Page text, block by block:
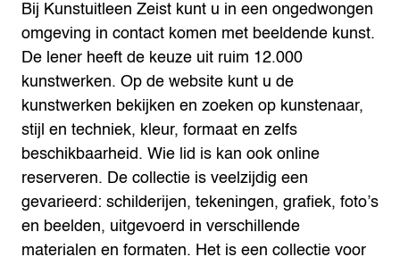
Bij Kunstuitleen Zeist kunt u in een ongedwongen
omgeving in contact komen met beeldende kunst.
De lener heeft de keuze uit ruim 12.000
kunstwerken. Op de website kunt u de
kunstwerken bekijken en zoeken op kunstenaar,
stijl en techniek, kleur, formaat en zelfs
beschikbaarheid. Wie lid is kan ook online
reserveren. De collectie is veelzijdig een
gevarieerd: schilderijen, tekeningen, grafiek, foto’s
en beelden, uitgevoerd in verschillende
materialen en formaten. Het is een collectie voor